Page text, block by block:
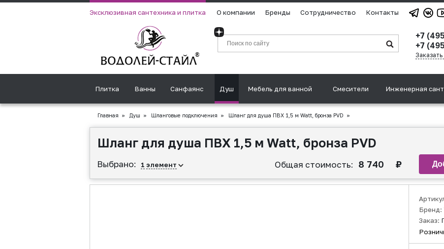
Эксклюзивная сантехника и плитка О компании Бренды Сотрудничество Контакты
+7
+7
Плитка Ванны Санфаянс Душ Мебель для ванной Смесители Инженерная
Главная » Душ » Шланговые подключения » Шланг для душа ПВХ 1,5 м Watt, бронза PVD »
Шланг для душа ПВХ 1,5 м Watt, бронза PVD
Выбрано: 1 элемент Общая стоимость: 8 740 ₽
Бренд:
Заказ: